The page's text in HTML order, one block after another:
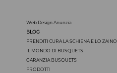
Web Design Anunzia
BLOG
PRENDITI CURA LA SCHIENA E LO ZAINO
IL MONDO DI BUSQUETS
GARANZIA BUSQUETS
PRODOTTI